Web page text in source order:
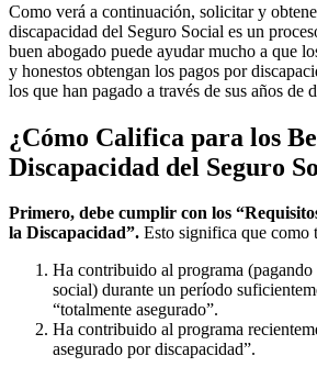
Como verá a continuación, solicitar y
discapacidad del Seguro Social es un
buen abogado puede ayudar mucho a que
y honestos obtengan los pagos por
los que han pagado a través de sus años de
¿Cómo Califica para los
Discapacidad del Seguro
Primero, debe cumplir con los
la Discapacidad”. Esto significa que como
Ha contribuido al programa (pagando
social) durante un período
“totalmente asegurado”.
Ha contribuido al programa
asegurado por discapacidad”.